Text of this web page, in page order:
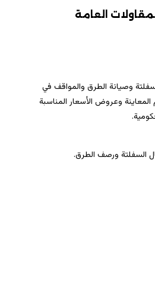
العامة
وصيانة الطرق والمواقف في
وعروض الأسعار المناسبة
السفلتة ورصف الطرق.